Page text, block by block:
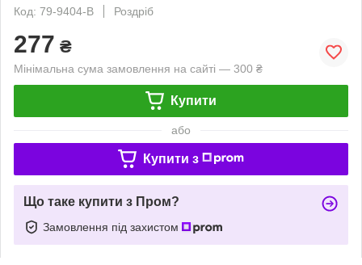
Код: 79-9404-В
Роздріб
277 ₴
Мінімальна сума замовлення на сайті — 300 ₴
Купити
або
Купити з
Що таке купити з Пром?
Замовлення під захистом